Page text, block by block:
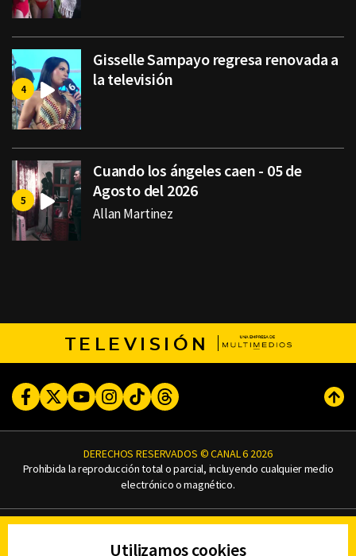
Gisselle Sampayo regresa renovada a
la televisión
Cuando los ángeles caen - 05 de
Agosto del 2026
Allan Martinez
TELEVISIÓN
FacebookTwitterYoutubeInstagram
TikTokThreads
DERECHOS RESERVADOS © CANAL 6 2026
Prohibida la reproducción total o parcial, incluyendo cualquier medio
electrónico o magnético.
AVISO DE PRIVACIDAD
Utilizamos cookies